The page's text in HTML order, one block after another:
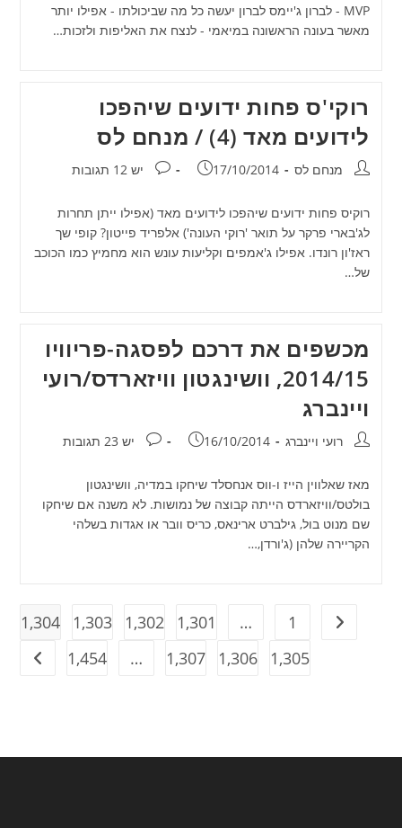
MVP - לברון ג'יימס לברון יעשה כל מה שביכולתו - אפילו יותר
מאשר בעונה הראשונה במיאמי - לנצח את האליפות ולזכות…
רוקי'ס פחות ידועים שיהפכו
לידועים מאד (4) / מנחם לס
מחבר:מנחם לס פורסם:
17/10/2014 תגובות:
יש 12 תגובות
רוקיס פחות ידועים שיהפכו לידועים מאד (אפילו ייתן תחרות
לג'בארי פרקר על תואר 'רוקי העונה') אלפריד פייטון? קופי שך
ראז'ון רונדו. אפילו ג'אמפים וקליעות עונש הוא מחמיץ כמו הכוכב
של…
מכשפים את דרכם לפסגה-פריוויו
2014/15, וושינגטון וויזארדס/רועי
ויינברג
מחבר:רועי ויינברג פורסם:
16/10/2014 תגובות:
יש 23 תגובות
מאז שאלווין הייז ו-ווס אנחסלד שיחקו במדיה, וושינגטון
בולטס/וויזארדס הייתה קבוצה של נמושות. לא משנה אם שיחקו
שם מנוט בול, גילברט ארינאס, כריס וובר או אגדות בשלהי
הקריירה שלהן (ג'ורדן,…
מעבר לעמוד הקודם
1
…
1,301
1,302
1,303
1,304
1,305
1,306
1,307
…
1,454 מעבר